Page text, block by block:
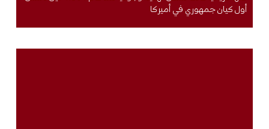
أول كيان جمهوري في أميركا